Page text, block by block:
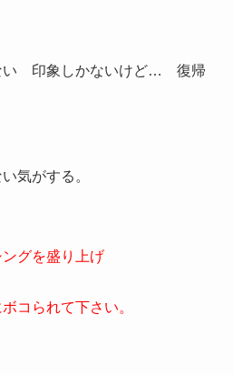
い 印象しかないけど… 復帰
気がする。
グを盛り上げ
コられて下さい。